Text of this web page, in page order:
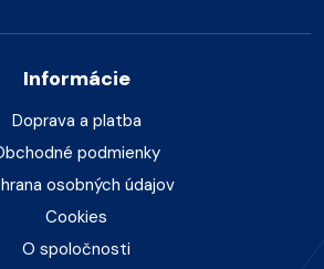
Informácie
Doprava a platba
podmienky
osobných údajov
Cookies
O spoločnosti